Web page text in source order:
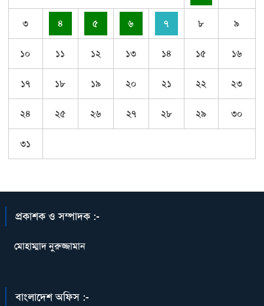
৩ ৪ ৫ ৬ ৭ ৮ ৯
১০ ১১ ১২ ১৩ ১৪ ১৫ ১৬
১৭ ১৮ ১৯ ২০ ২১ ২২ ২৩
২৪ ২৫ ২৬ ২৭ ২৮ ২৯ ৩০
৩১
প্রকাশক ও সম্পাদক :-
মোহাম্মাদ নুরুজ্জামান
বাংলাদেশ অফিস :-